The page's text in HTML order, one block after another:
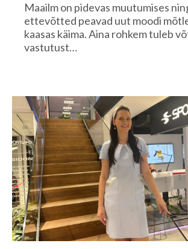
Maailm on pidevas muutumises
ettevõtted peavad uut moodi
kaasas käima. Aina rohkem tuleb
vastutust…